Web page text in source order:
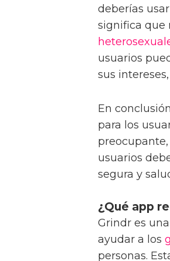
deberías
significa que
usuarios
sus
En
para los
usuarios
segura y
¿Qué app
Grindr es
ayudar a los
personas.